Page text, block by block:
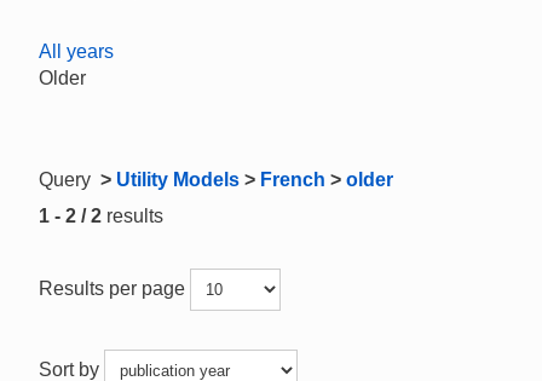
All years
Older
Query > Utility Models > French > older
1 - 2 / 2 results
Results per page
Sort by